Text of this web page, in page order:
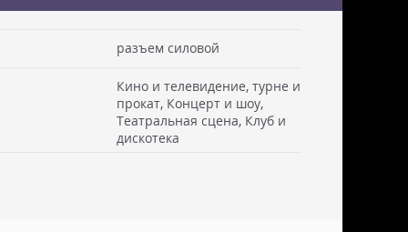
Стоимость доставки включаем в товар.
Документы отправляем с заказом или по ЭДО.
разъем силовой
Кино и телевидение, турне и
прокат, Концерт и шоу,
Театральная сцена, Клуб и
дискотека